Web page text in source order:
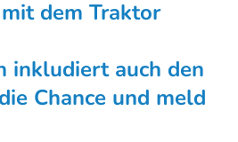
dem Traktor
inkludiert auch den
Chance und meld